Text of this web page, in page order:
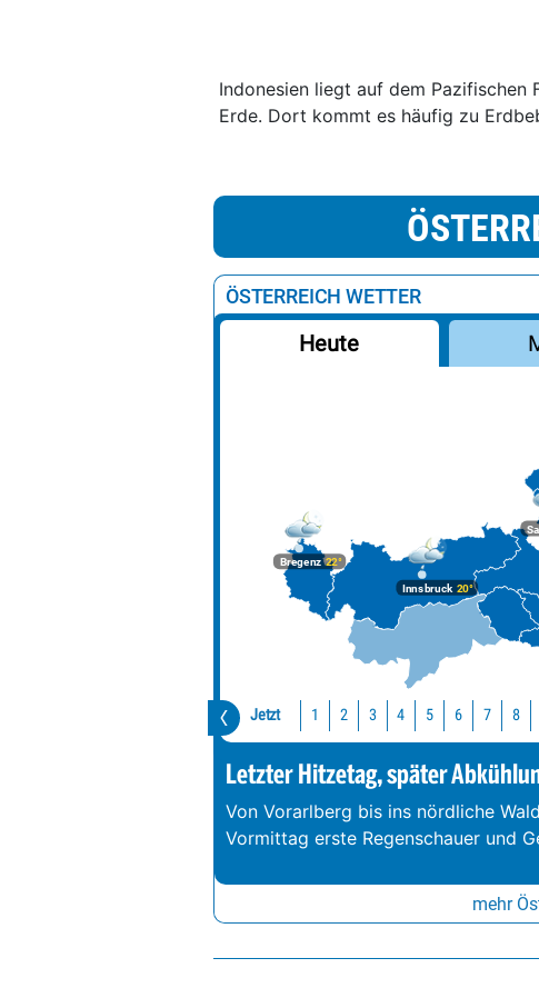
Indonesien liegt auf dem
Erde. Dort kommt es häufig zu
ÖSTERREICH WETTER
Heute
Bregenz22°
Innsbruck20°
Jetzt 1 2 3 4 5 6 7 8
Letzter Hitzetag, später
Von Vorarlberg bis ins nördliche
Vormittag erste Regenschauer und
mehr